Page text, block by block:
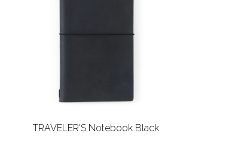
TRAVELER'S Notebook Black